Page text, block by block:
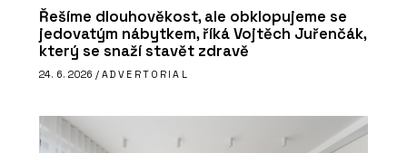
Řešíme dlouhověkost, ale obklopujeme se
jedovatým nábytkem, říká Vojtěch Juřenčák,
který se snaží stavět zdravě
24. 6. 2026 / ADVERTORIAL